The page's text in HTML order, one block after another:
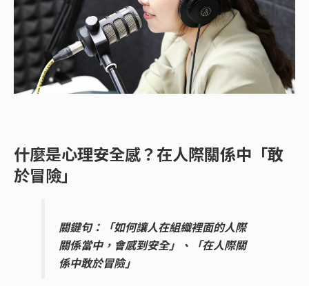
什麼是心理安全感？在人際關係中「敢
於冒險」
關鍵句：「如何讓人在組織裡面的人際
關係當中，會感到安全」、「在人際關
係中敢於冒險」